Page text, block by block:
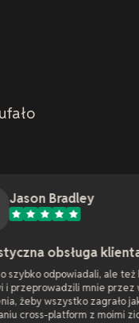
klienta
ale też byli bardzo
mnie przez wszystkie
zagrało jak należy
z moimi ziomkami.